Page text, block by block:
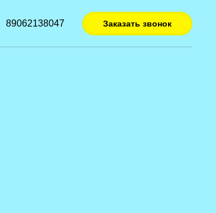
89062138047 Заказать звонок